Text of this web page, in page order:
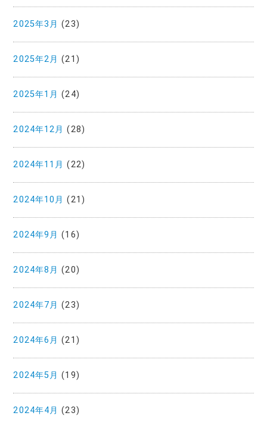
2025年3月 (23)
2025年2月 (21)
2025年1月 (24)
2024年12月 (28)
2024年11月 (22)
2024年10月 (21)
2024年9月 (16)
2024年8月 (20)
2024年7月 (23)
2024年6月 (21)
2024年5月 (19)
2024年4月 (23)